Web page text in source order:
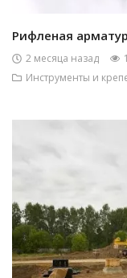
Рифленая
2 месяца назад
Инструменты и